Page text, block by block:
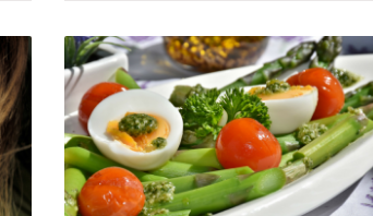
z nadmierną masą ciała, hamować
proces […]